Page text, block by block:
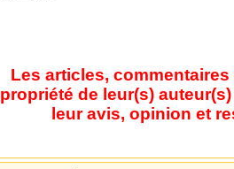
Les articles,
propriété de leur(s)
leur avis, opinion et